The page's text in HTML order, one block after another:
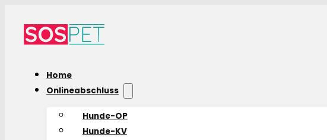
Home
Onlineabschluss
Hunde-OP
Hunde-KV